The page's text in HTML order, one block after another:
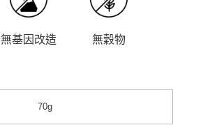
無基因改造 無穀物
70g